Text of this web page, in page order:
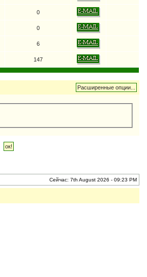
0
0
6
147
Сейчас: 7th August 2026 - 09:23 PM